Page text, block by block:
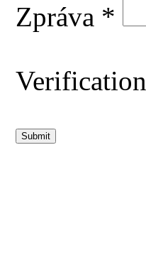
Zpráva *
Verification